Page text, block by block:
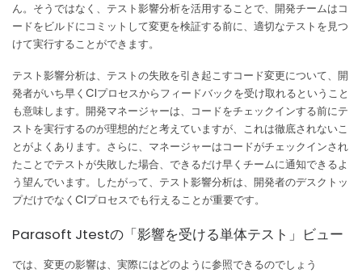
ん。 そうではなく、テスト影響分析を活用することで、開発チームはコ
ードをビルドにコミットして変更を検証する前に、適切なテストを見つ
けて実行することができます。
テスト影響分析は、テストの失敗を引き起こすコード変更について、開
発者がいち早くCIプロセスからフィードバックを受け取れるということ
も意味します。 開発マネージャーは、コードをチェックインする前にテ
ストを実行するのが理想的だと考えていますが、これは徹底されないこ
とがよくあります。 さらに、マネージャーはコードがチェックインされ
たことでテストが失敗した場合、できるだけ早くチームに通知できるよ
う望んでいます。 したがって、テスト影響分析は、開発者のデスクトッ
プだけでなくCIプロセスでも行えることが重要です。
Parasoft Jtestの「影響を受ける単体テスト」ビュー
では、変更の影響は、実際にはどのように参照できるのでしょう